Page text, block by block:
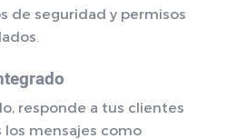
de seguridad y permisos
responde a tus clientes
los mensajes como